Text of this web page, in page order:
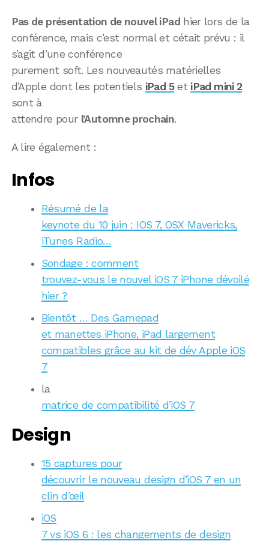
Pas de présentation de nouvel iPadhier lors de la
conférence, mais c’est normal et cétait prévu : il
s’agit d’une conférence
purement soft. Les nouveautés matérielles
d’Apple dont les potentiels iPad 5et iPad mini 2
sont à
attendre pour l’Automne prochain.
A lire également :
Infos
Résumé de la
keynote du 10 juin : IOS 7, OSX Mavericks,
iTunes Radio…
Sondage : comment
trouvez-vous le nouvel iOS 7 iPhone dévoilé
hier ?
Bientôt … Des Gamepad
et manettes iPhone, iPad largement
compatibles grâce au kit de dév Apple iOS
7
la
matrice de compatibilité d’iOS 7
Design
15 captures pour
découvrir le nouveau design d’iOS 7 en un
clin d’œil
iOS
7 vs iOS 6 : les changements de design